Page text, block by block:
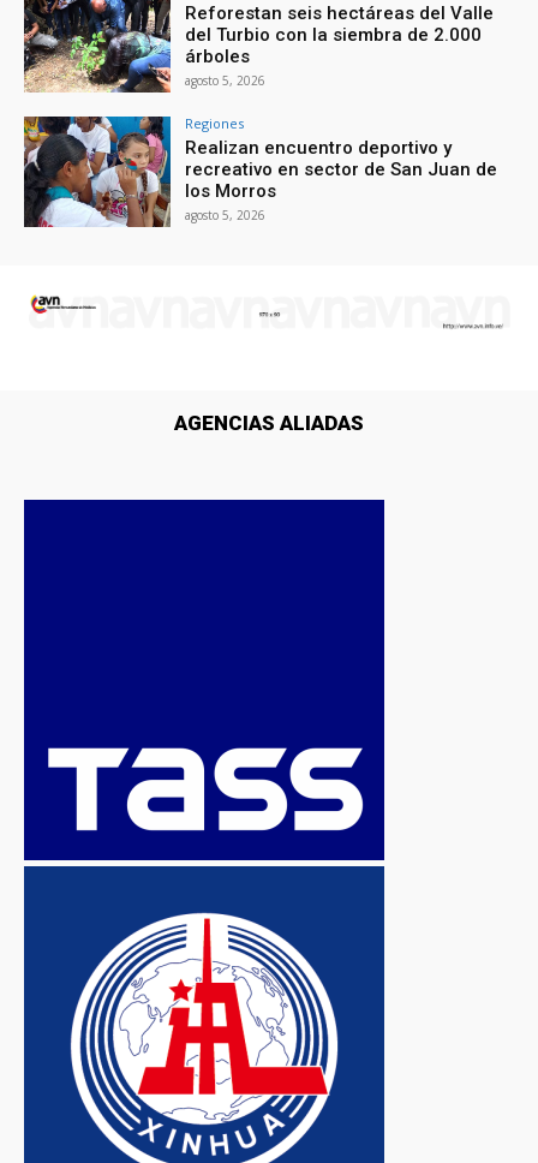
Reforestan seis hectáreas del Valle
del Turbio con la siembra de 2.000
árboles
agosto 5, 2026
Regiones
Realizan encuentro deportivo y
recreativo en sector de San Juan de
los Morros
agosto 5, 2026
AGENCIAS ALIADAS